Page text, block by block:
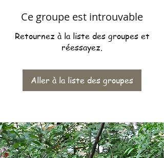
Ce groupe est introuvable
Retournez à la liste des groupes et
réessayez.
Aller à la liste des groupes